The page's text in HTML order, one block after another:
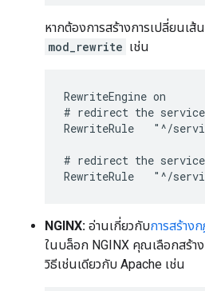
หากต้องการสร้างการเปลี่ยนเ
mod_rewrite เช่น
RewriteEngine on
# redirect the service
RewriteRule   "^/
# redirect the service
RewriteRule   "^/
NGINX: อ่านเกี่ยวกับการสร้าง
ในบล็อก NGINX คุณเลือกสร้า
วิธีเช่นเดียวกับ Apache เช่น